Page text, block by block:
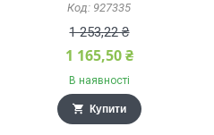
927335
1 253,22 ₴
1 165,50 ₴
В наявності
Купити